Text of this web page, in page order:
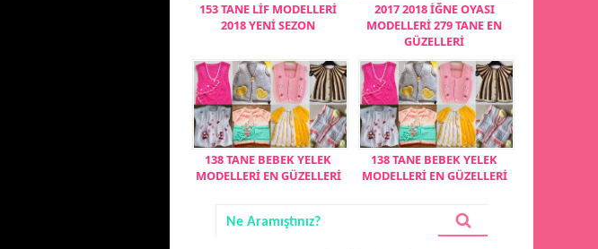
153 TANE LİF MODELLERİ
2018 YENİ SEZON
2017 2018 İĞNE OYASI
MODELLERİ 279 TANE EN
GÜZELLERİ
138 TANE BEBEK YELEK
MODELLERİ EN GÜZELLERİ
138 TANE BEBEK YELEK
MODELLERİ EN GÜZELLERİ